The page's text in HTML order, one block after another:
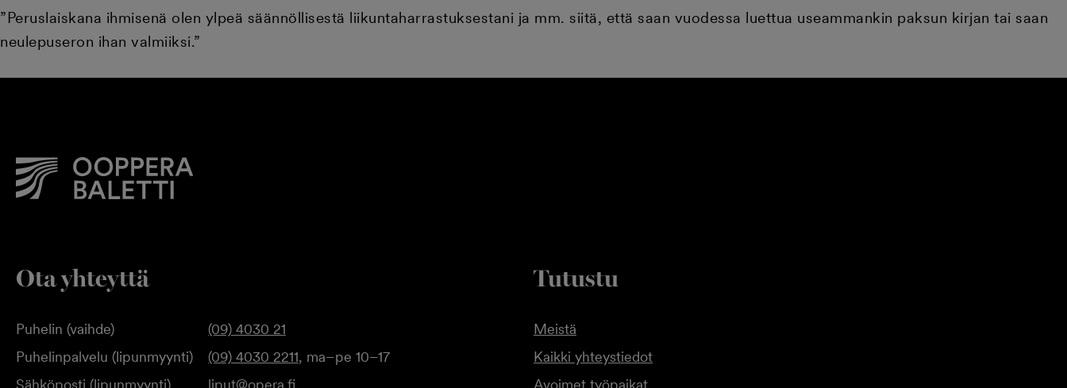
”Peruslaiskana ihmisenä olen ylpeä säännöllisestä liikuntaharrastuksestani ja mm. siitä, että saan vuodessa luettua useammankin paksun kirjan tai saan
neulepuseron ihan valmiiksi.”
Ota yhteyttä
Puhelin (vaihde)
(09) 4030 21
Puhelinpalvelu (lipunmyynti)
(09) 4030 2211, ma–pe 10–17
Tutustu
Meistä
Kaikki yhteystiedot